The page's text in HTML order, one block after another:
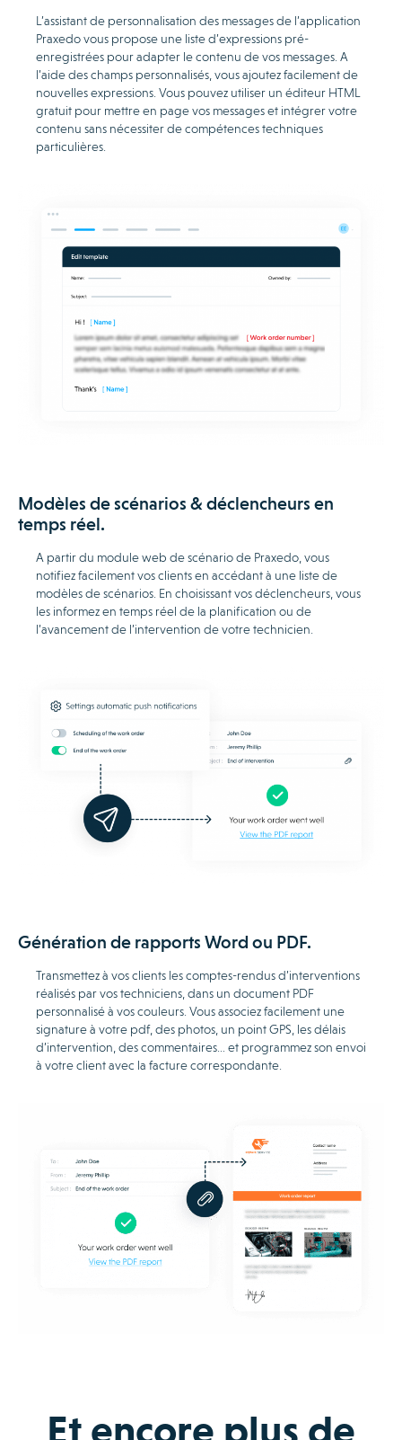
L’assistant de personnalisation des messages de l’application
Praxedo vous propose une liste d’expressions pré-
enregistrées pour adapter le contenu de vos messages. A
l’aide des champs personnalisés, vous ajoutez facilement de
nouvelles expressions. Vous pouvez utiliser un éditeur HTML
gratuit pour mettre en page vos messages et intégrer votre
contenu sans nécessiter de compétences techniques
particulières.
Modèles de scénarios & déclencheurs en
temps réel.
A partir du module web de scénario de Praxedo, vous
notifiez facilement vos clients en accédant à une liste de
modèles de scénarios. En choisissant vos déclencheurs, vous
les informez en temps réel de la planification ou de
l’avancement de l’intervention de votre technicien.
Génération de rapports Word ou PDF.
Transmettez à vos clients les comptes-rendus d’interventions
réalisés par vos techniciens, dans un document PDF
personnalisé à vos couleurs. Vous associez facilement une
signature à votre pdf, des photos, un point GPS, les délais
d’intervention, des commentaires… et programmez son envoi
à votre client avec la facture correspondante.